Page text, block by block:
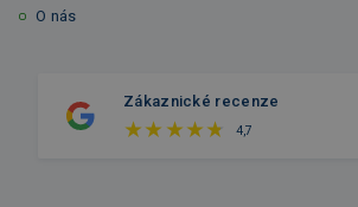
O nás
Zákaznické recenze
4,7